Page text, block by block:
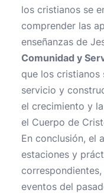
los cristianos se
comprender las
enseñanzas de
Comunidad y
que los cristianos
servicio y
el crecimiento y
el Cuerpo de
En conclusión, el
estaciones y
eventos del